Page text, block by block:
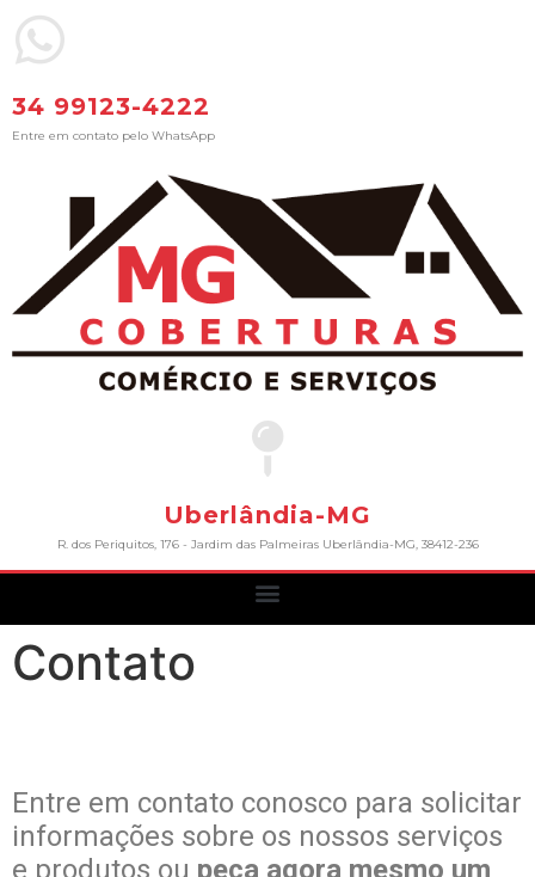
34 99123-4222
Entre em contato pelo WhatsApp
Uberlândia-MG
R. dos Periquitos, 176 - Jardim das Palmeiras Uberlândia-MG, 38412-236
Contato
Entre em contato conosco para solicitar
informações sobre os nossos serviços
e produtos ou peça agora mesmo um